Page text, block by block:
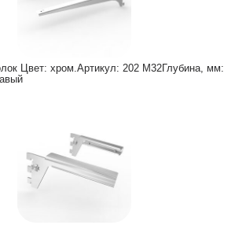
Цвет: хром.Артикул: 202 M32Глубина, мм: